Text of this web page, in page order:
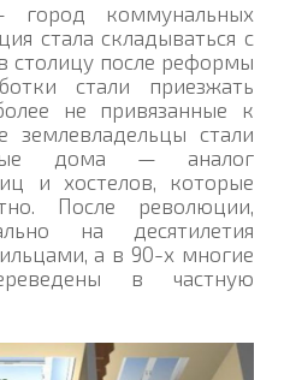
коммунальных
стала складываться с
столицу после реформы
стали приезжать
не привязанные к
землевладельцы стали
дома — аналог
и хостелов, которые
После революции,
на десятилетия
а в 90-х многие
в частную